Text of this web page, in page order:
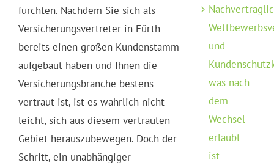
fürchten. Nachdem Sie sich als
Versicherungsvertreter in Fürth
bereits einen großen Kundenstamm
aufgebaut haben und Ihnen die
Versicherungsbranche bestens
vertraut ist, ist es wahrlich nicht
leicht, sich aus diesem vertrauten
Gebiet herauszubewegen. Doch der
Schritt, ein unabhängiger
und
was nach
dem
Wechsel
erlaubt
ist